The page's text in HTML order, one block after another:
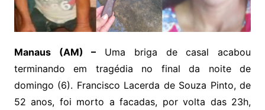
Manaus (AM) – Uma briga de casal acabou
terminando em tragédia no final da noite de
domingo (6). Francisco Lacerda de Souza Pinto, de
52 anos, foi morto a facadas, por volta das 23h,